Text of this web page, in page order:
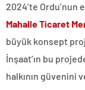
2024’te
Mahalle Ticaret
büyük konsept
İnşaat’ın bu
halkının güvenini